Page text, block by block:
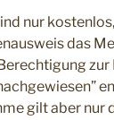
nur
das
gilt aber nur